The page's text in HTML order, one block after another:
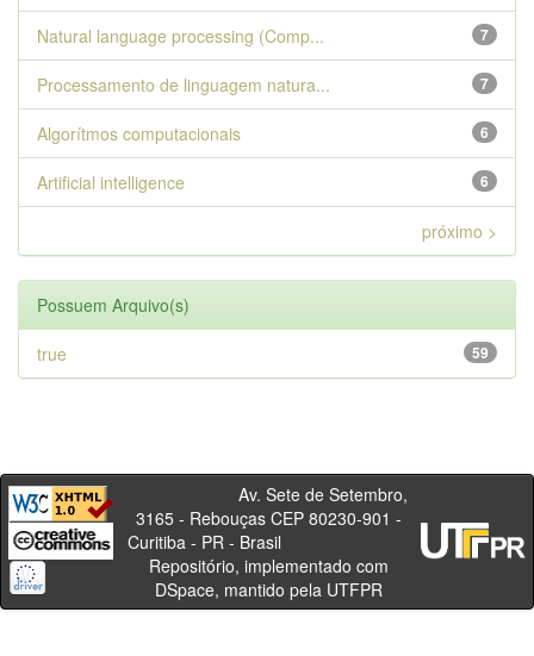
7
Natural language processing (Comp...
7
Processamento de linguagem natura...
6
Algorítmos computacionais
6
Artificial intelligence
próximo >
Possuem Arquivo(s)
59
true
Av. Sete de Setembro,
3165 - Rebouças CEP 80230-901 -
Curitiba - PR - Brasil
Repositório, implementado com
DSpace, mantido pela UTFPR